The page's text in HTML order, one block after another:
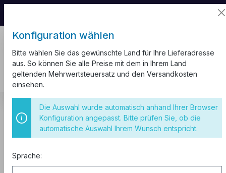
Kabelkanal Weiß Ecken Innenecke
Eckverbinder 20x12 Innenecke
Konfiguration wählen
Bitte wählen Sie das gewünschte Land für Ihre Lieferadresse
aus. So können Sie alle Preise mit dem in Ihrem Land
geltenden Mehrwertsteuersatz und den Versandkosten
einsehen.
Die Auswahl wurde automatisch anhand Ihrer Browser
Konfiguration angepasst. Bitte prüfen Sie, ob die
automatische Auswahl Ihrem Wunsch entspricht.
Sprache: